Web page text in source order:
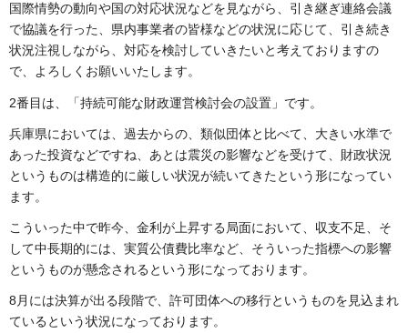
国際情勢の動向や国の対応状況などを見ながら、引き継ぎ連絡会議
で協議を行った、県内事業者の皆様などの状況に応じて、引き続き
状況注視しながら、対応を検討していきたいと考えておりますの
で、よろしくお願いいたします。
2番目は、「持続可能な財政運営検討会の設置」です。
兵庫県においては、過去からの、類似団体と比べて、大きい水準で
あった投資などですね、あとは震災の影響などを受けて、財政状況
というものは構造的に厳しい状況が続いてきたという形になってい
ます。
こういった中で昨今、金利が上昇する局面において、収支不足、そ
して中長期的には、実質公債費比率など、そういった指標への影響
というものが懸念されるという形になっております。
8月には決算が出る段階で、許可団体への移行というものを見込まれ
ているという状況になっております。